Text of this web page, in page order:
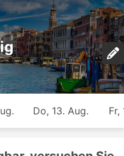
Do, 13. Aug. Fr,